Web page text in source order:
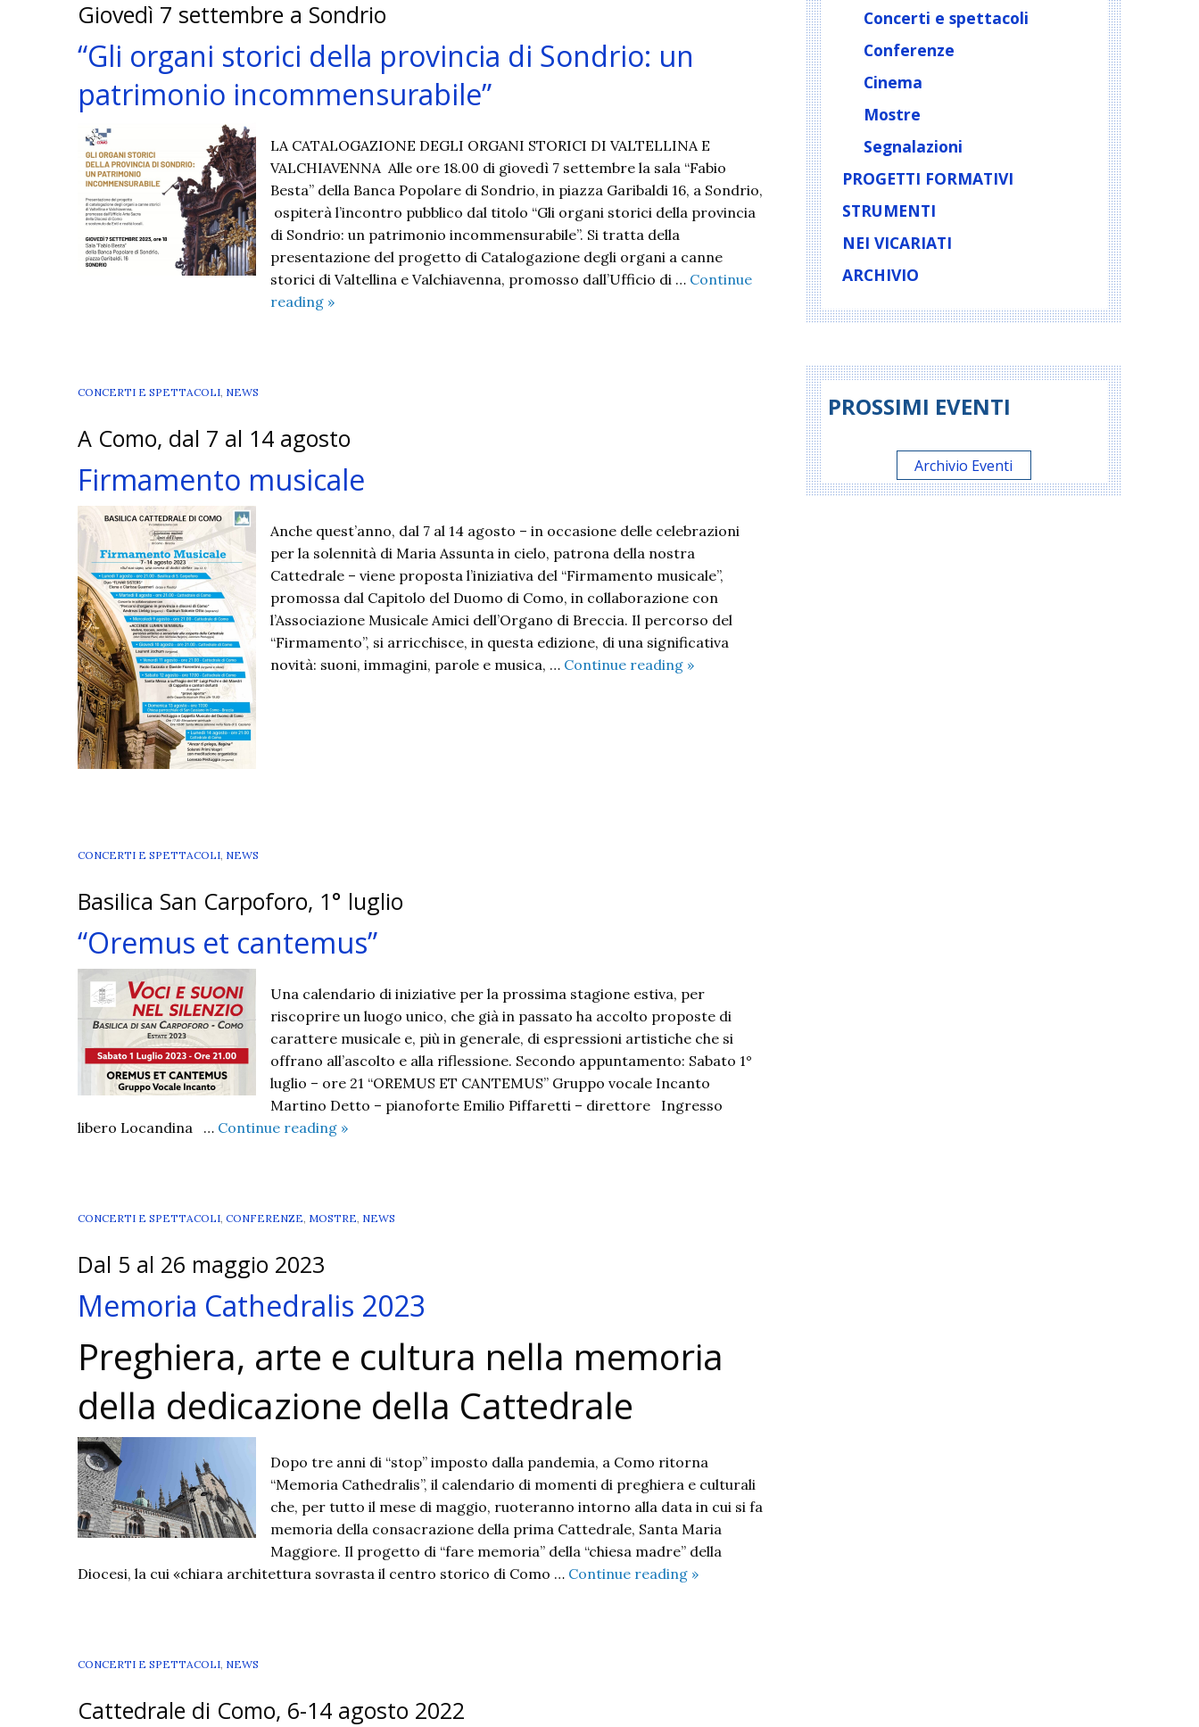
Giovedì 7 settembre a Sondrio
“Gli organi storici della provincia di Sondrio: un
patrimonio incommensurabile”
LA CATALOGAZIONE DEGLI ORGANI STORICI DI VALTELLINA E
VALCHIAVENNA Alle ore 18.00 di giovedì 7 settembre la sala “Fabio
Besta” della Banca Popolare di Sondrio, in piazza Garibaldi 16, a Sondrio,
ospiterà l’incontro pubblico dal titolo “Gli organi storici della provincia
di Sondrio: un patrimonio incommensurabile”. Si tratta della
presentazione del progetto di Catalogazione degli organi a canne
storici di Valtellina e Valchiavenna, promosso dall’Ufficio di … Continue
reading “Gli
Sondrio:
patrimonio
»
CONCERTI E SPETTACOLI, NEWS
A Como, dal 7 al 14 agosto
Firmamento musicale
Anche quest’anno, dal 7 al 14 agosto – in occasione delle celebrazioni
per la solennità di Maria Assunta in cielo, patrona della nostra
Cattedrale – viene proposta l’iniziativa del “Firmamento musicale”,
promossa dal Capitolo del Duomo di Como, in collaborazione con
l’Associazione Musicale Amici dell’Organo di Breccia. Il percorso del
“Firmamento”, si arricchisce, in questa edizione, di una significativa
novità: suoni, immagini, parole e musica, … Continue reading Firmamento
»
CONCERTI E SPETTACOLI, NEWS
Basilica San Carpoforo, 1° luglio
“Oremus et cantemus”
Una calendario di iniziative per la prossima stagione estiva, per
riscoprire un luogo unico, che già in passato ha accolto proposte di
carattere musicale e, più in generale, di espressioni artistiche che si
offrano all’ascolto e alla riflessione. Secondo appuntamento: Sabato 1°
luglio – ore 21 “OREMUS ET CANTEMUS” Gruppo vocale Incanto
Martino Detto – pianoforte Emilio Piffaretti – direttore Ingresso
libero Locandina … Continue reading “Oremus
»
CONCERTI E SPETTACOLI, CONFERENZE, MOSTRE, NEWS
Dal 5 al 26 maggio 2023
Memoria Cathedralis 2023
Preghiera, arte e cultura nella memoria
della dedicazione della Cattedrale
Dopo tre anni di “stop” imposto dalla pandemia, a Como ritorna
“Memoria Cathedralis”, il calendario di momenti di preghiera e culturali
che, per tutto il mese di maggio, ruoteranno intorno alla data in cui si fa
memoria della consacrazione della prima Cattedrale, Santa Maria
Maggiore. Il progetto di “fare memoria” della “chiesa madre” della
Diocesi, la cui «chiara architettura sovrasta il centro storico di Como … Continue reading Memoria
»
CONCERTI E SPETTACOLI, NEWS
Cattedrale di Como, 6-14 agosto 2022
Concerti e spettacoli
Conferenze
Cinema
Mostre
Segnalazioni
PROGETTI FORMATIVI
STRUMENTI
NEI VICARIATI
ARCHIVIO
PROSSIMI EVENTI
Archivio Eventi